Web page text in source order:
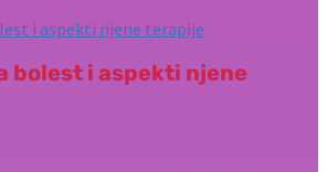
bolest i aspekti njene